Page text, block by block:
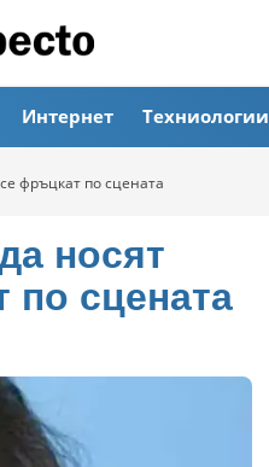
Интернет Техниологии
фръцкат по сцената
носят
по сцената